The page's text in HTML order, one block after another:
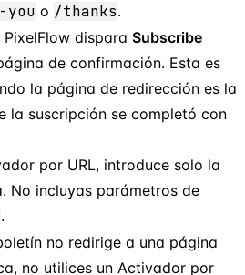
o /thanks.
dispara Subscribe
de confirmación. Esta es
la página de redirección es la
la suscripción se completó con
por URL, introduce solo la
No incluyas parámetros de
.
no redirige a una página
no utilices un Activador por